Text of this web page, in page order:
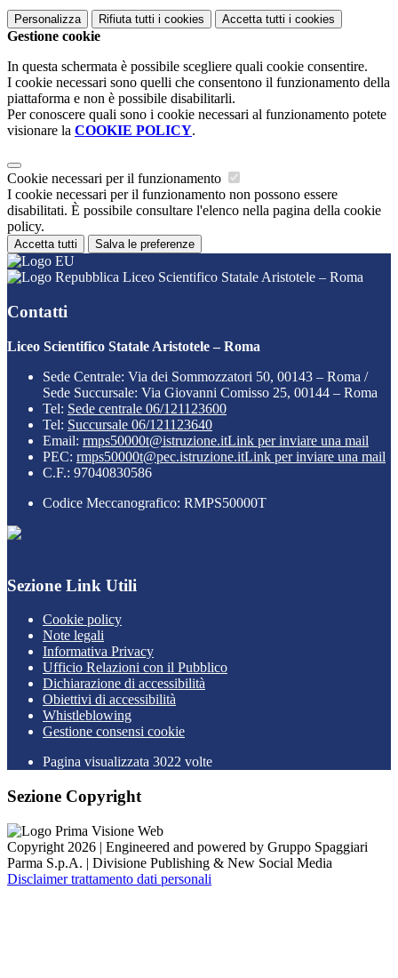
Personalizza Rifiuta tutti i cookies Accetta tutti i cookies
Gestione cookie
In questa schermata è possibile scegliere quali cookie consentire.
I cookie necessari sono quelli che consentono il funzionamento della
piattaforma e non è possibile disabilitarli.
Per conoscere quali sono i cookie necessari al funzionamento potete
visionare la COOKIE POLICY.
Cookie necessari per il funzionamento
I cookie necessari per il funzionamento non possono essere
disabilitati. È possibile consultare l'elenco nella pagina della cookie
policy.
Accetta tutti Salva le preferenze
Liceo Scientifico Statale Aristotele – Roma
Contatti
Liceo Scientifico Statale Aristotele – Roma
Sede Centrale: Via dei Sommozzatori 50, 00143 – Roma /
Sede Succursale: Via Giovanni Comisso 25, 00144 – Roma
Tel: Sede centrale 06/121123600
Tel: Succursale 06/121123640
Email: rmps50000t@istruzione.itLink per inviare una mail
PEC: rmps50000t@pec.istruzione.itLink per inviare una mail
C.F.: 97040830586
Codice Meccanografico: RMPS50000T
Sezione Link Utili
Cookie policy
Note legali
Informativa Privacy
Ufficio Relazioni con il Pubblico
Dichiarazione di accessibilità
Obiettivi di accessibilità
Whistleblowing
Gestione consensi cookie
Pagina visualizzata 3022 volte
Sezione Copyright
Copyright 2026 | Engineered and powered by Gruppo Spaggiari
Parma S.p.A. | Divisione Publishing & New Social Media
Disclaimer trattamento dati personali